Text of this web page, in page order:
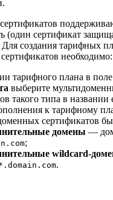
(один сертификат
создания тарифных
необходимо:
тарифного плана в поле
выберите
такого типа в
к тарифному
сертификатов
домены —
;
wildcard-
.